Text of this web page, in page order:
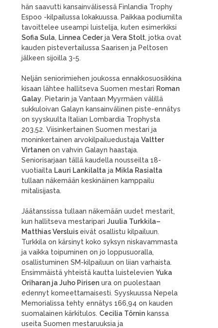
hän saavutti kansainvälisessä Finlandia Trophy
Espoo -kilpailussa lokakuussa. Paikkaa podiumilta
tavoittelee useampi luistelija, kuten esimerkiksi
Sofia Sula, Linnea Cederja Vera Stolt, jotka ovat
kauden pistevertailussa Saarisen ja Peltosen
jälkeen sijoilla 3-5.
Neljän seniorimiehen joukossa ennakkosuosikkina
kisaan lähtee hallitseva Suomen mestari Roman
Galay. Pietarin ja Vantaan Myyrmäen välillä
sukkuloivan Galayn kansainvälinen piste-ennätys
on syyskuulta Italian Lombardia Trophysta
203,52. Viisinkertainen Suomen mestari ja
moninkertainen arvokilpailuedustaja Valtter
Virtanen on vahvin Galayn haastaja.
Seniorisarjaan tällä kaudella nousseilta 18-
vuotiailta Lauri Lankilalta ja Mikla Rasialta
tullaan näkemään keskinäinen kamppailu
mitalisijasta.
Jäätanssissa tullaan näkemään uudet mestarit,
kun hallitseva mestaripari Juulia Turkkila–
Matthias Versluis eivät osallistu kilpailuun.
Turkkila on kärsinyt koko syksyn niskavammasta
ja vaikka toipuminen on jo loppusuoralla,
osallistuminen SM-kilpailuun on liian varhaista.
Ensimmäistä yhteistä kautta luistelevien Yuka
Oriharan ja Juho Pirisen ura on puolestaan
edennyt komeettamaisesti. Syyskuussa Nepela
Memorialissa tehty ennätys 166,94 on kauden
suomalainen kärkitulos. Cecilia Törnin kanssa
useita Suomen mestaruuksia ja